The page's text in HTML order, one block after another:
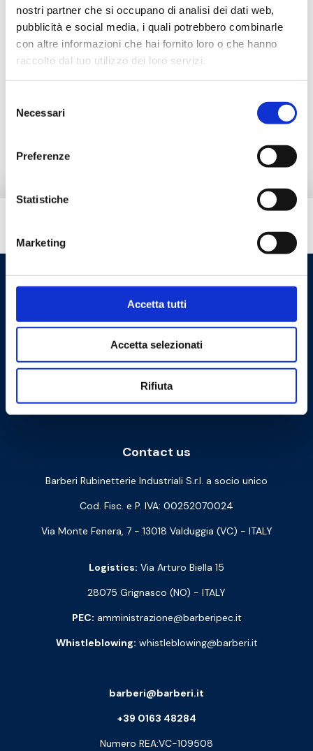
nostri partner che si occupano di analisi dei dati web,
pubblicità e social media, i quali potrebbero combinarle
con altre informazioni che hai fornito loro o che hanno
raccolto dal tuo utilizzo dei loro servizi.
delNecessari
Preferenze
Statistiche
Marketing
Accetta tutti
Accetta selezionati
Rifiuta
Documentation
Alternative products
Cookie Policy Privacy Policy
Contact us
Barberi Rubinetterie Industriali S.r.l. a socio unico
Cod. Fisc. e P. IVA: 00252070024
Via Monte Fenera, 7 - 13018 Valduggia (VC) - ITALY
Logistics: Via Arturo Biella 15
28075 Grignasco (NO) - ITALY
PEC: amministrazione@barberipec.it
Whistleblowing: whistleblowing@barberi.it
barberi@barberi.it
+39 0163 48284
Numero REA:VC-109508